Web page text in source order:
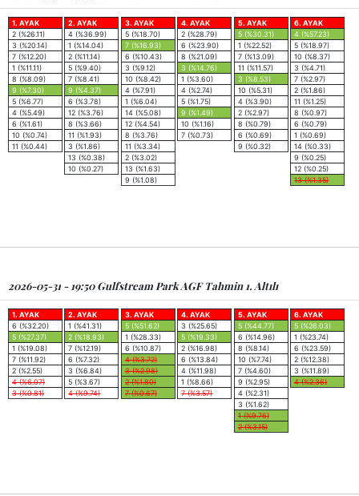
1. AYAK
2 (%26.11)
3 (%20.14)
7 (%12.20)
1 (%11.11)
8 (%8.09)
9 (%7.30)
5 (%6.77)
4 (%5.49)
6 (%1.61)
10 (%0.74)
11 (%0.44)
2. AYAK
4 (%36.99)
1 (%14.04)
2 (%11.14)
5 (%9.40)
7 (%8.41)
9 (%4.37)
6 (%3.78)
12 (%3.76)
8 (%3.66)
11 (%1.93)
3 (%1.86)
13 (%0.38)
10 (%0.27)
3. AYAK
5 (%18.70)
7 (%16.93)
6 (%10.43)
3 (%9.12)
10 (%8.42)
4 (%7.91)
1 (%6.04)
14 (%5.08)
12 (%4.54)
8 (%3.76)
11 (%3.34)
2 (%3.02)
13 (%1.63)
9 (%1.08)
4. AYAK
2 (%28.79)
6 (%23.90)
8 (%21.09)
3 (%14.76)
1 (%3.60)
4 (%2.74)
5 (%1.75)
9 (%1.49)
10 (%1.16)
7 (%0.73)
5. AYAK
5 (%30.31)
1 (%22.52)
7 (%13.09)
11 (%11.57)
3 (%8.53)
10 (%5.31)
4 (%3.90)
2 (%2.97)
8 (%0.79)
6 (%0.69)
9 (%0.32)
6. AYAK
4 (%57.23)
5 (%18.97)
10 (%8.37)
3 (%4.71)
7 (%2.97)
2 (%1.86)
11 (%1.25)
8 (%0.97)
6 (%0.79)
1 (%0.69)
14 (%0.33)
9 (%0.25)
12 (%0.25)
13 (%1.35)
2026-05-31 - 19:50 Gulfstream Park AGF Tahmin 1. Altılı
1. AYAK
6 (%32.20)
5 (%27.37)
1 (%19.08)
7 (%11.92)
2 (%2.55)
4 (%6.07)
3 (%0.81)
2. AYAK
1 (%41.31)
2 (%18.93)
7 (%12.19)
6 (%7.32)
3 (%6.84)
5 (%3.67)
4 (%9.74)
3. AYAK
5 (%51.62)
1 (%28.33)
6 (%10.87)
4 (%3.72)
3 (%2.98)
2 (%1.80)
7 (%0.67)
4. AYAK
3 (%25.65)
5 (%19.33)
2 (%16.98)
6 (%13.84)
4 (%11.98)
1 (%8.66)
7 (%3.57)
5. AYAK
5 (%44.77)
6 (%14.96)
8 (%8.14)
10 (%7.74)
7 (%4.60)
9 (%2.95)
4 (%2.31)
3 (%1.62)
1 (%9.76)
2 (%3.15)
6. AYAK
5 (%26.03)
1 (%23.74)
6 (%23.59)
2 (%12.38)
3 (%11.89)
4 (%2.36)